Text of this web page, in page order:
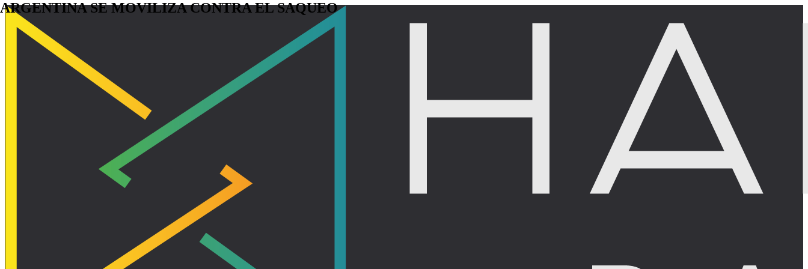
ARGENTINA SE MOVILIZA CONTRA EL SAQUEO